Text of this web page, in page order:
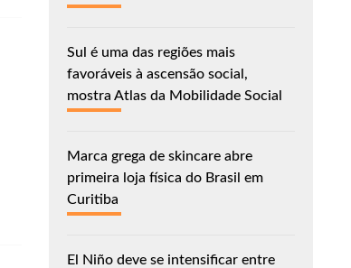
Sul é uma das regiões mais
favoráveis à ascensão social,
mostra Atlas da Mobilidade Social
Marca grega de skincare abre
primeira loja física do Brasil em
Curitiba
El Niño deve se intensificar entre